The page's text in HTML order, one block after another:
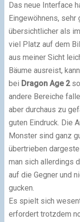
Das neue Interface
Eingewöhnens,
übersichtlicher als
viel Platz auf dem
aus meiner Sicht
Bäume ausreist,
bei Dragon Age 2
andere Bereiche
aber durchaus zu
guten Eindruck. Die
Monster sind ganz
übertrieben
man sich allerdings
auf die Gegner und
gucken.
Es spielt sich
erfordert trotzdem